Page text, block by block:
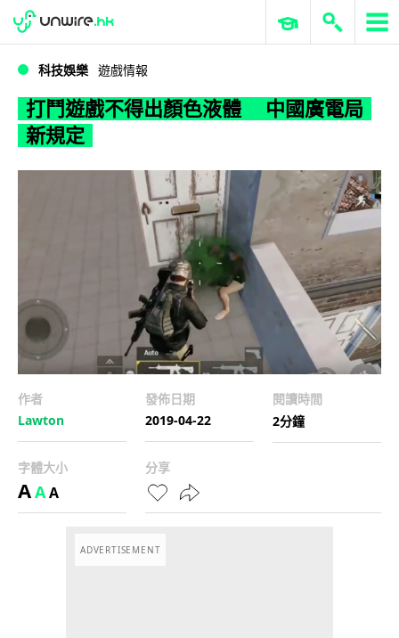
打鬥遊戲不得出顏色液體 中國廣電局新規定
WWDC 2026 ERP 與商業 AI
科技娛樂 遊戲情報
打鬥遊戲不得出顏色液體 中國廣電局
新規定
作者
Lawton
發佈日期
2019-04-22
閱讀時間
2分鐘
字體大小
AAA
分享
ADVERTISEMENT